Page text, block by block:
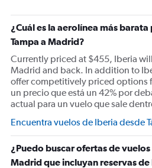
¿Cuál es la aerolínea más
Tampa a Madrid?
Currently priced at $455, Iberia
Madrid and back. In addition to
offer competitively priced options
un precio que está un 42% por
actual para un vuelo que sale
Encuentra vuelos de Iberia desde
¿Puedo buscar ofertas de vuelos
Madrid que incluyan reservas de